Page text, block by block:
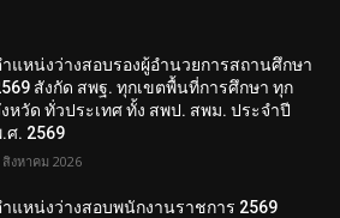
แหน่งว่างสอบรองผู้อำนวยการสถานศึกษา
สังกัด สพฐ. ทุกเขตพื้นที่การศึกษา ทุก
หวัด ทั่วประเทศ ทั้ง สพป. สพม. ประจำปี
ศ. 2569
สิงหาคม 2026
แหน่งว่างสอบพนักงานราชการ 2569